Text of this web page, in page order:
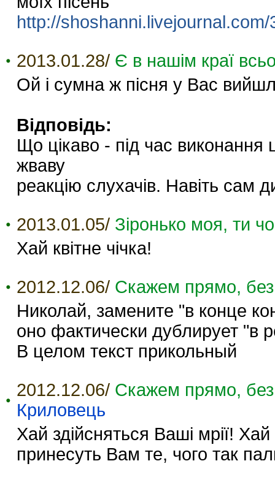
http://shoshanni.livejournal.com/
2013.01.28/ Є в нашім краї
Ой і сумна ж пісня у Вас
Відповідь:
Що цікаво - під час виконання
жваву
реакцію слухачів. Навіть сам
2013.01.05/ Зіронько моя, ти
Хай квітне чічка!
2012.12.06/ Скажем прямо,
Николай, замените "в конце
оно фактически дублирует "в
В целом текст прикольный
2012.12.06/ Скажем прямо,
Криловець
Хай здійсняться Ваші мрії!
принесуть Вам те, чого так